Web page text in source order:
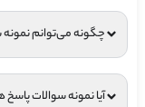
چگونه می‌توانم نمونه
آیا نمونه سوالات پاسخ